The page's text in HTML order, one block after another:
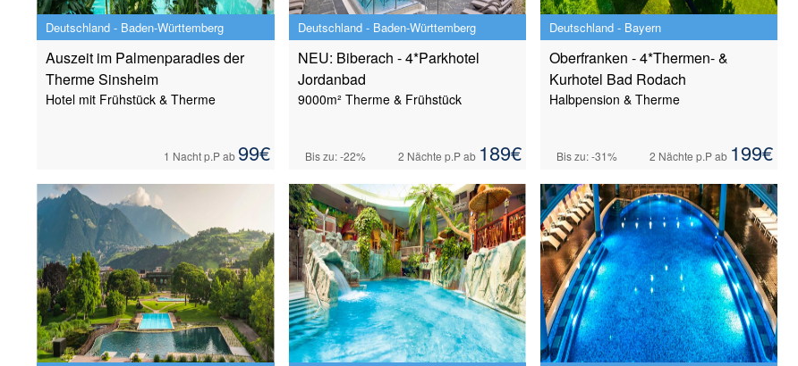
Deutschland - Baden-Württemberg
Auszeit im Palmenparadies der
Therme Sinsheim
Hotel mit Frühstück & Therme
1 Nachtp.P ab 99€
Deutschland - Baden-Württemberg
NEU: Biberach - 4*Parkhotel
Jordanbad
9000m² Therme & Frühstück
Bis zu: -22% 2 Nächte p.P ab 189€
Deutschland - Bayern
Oberfranken - 4*Thermen- &
Kurhotel Bad Rodach
Halbpension & Therme
Bis zu: -31% 2 Nächte p.P ab 199€